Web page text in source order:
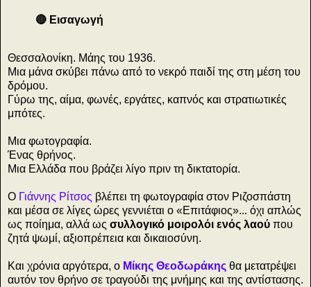
🔴 Εισαγωγή
Θεσσαλονίκη. Μάης του 1936.
Μια μάνα σκύβει πάνω από το νεκρό παιδί της στη μέση του
δρόμου.
Γύρω της, αίμα, φωνές, εργάτες, καπνός και στρατιωτικές
μπότες.
Μια φωτογραφία.
Ένας θρήνος.
Μια Ελλάδα που βράζει λίγο πριν τη δικτατορία.
Ο Γιάννης Ρίτσος βλέπει τη φωτογραφία στον Ριζοσπάστη
και μέσα σε λίγες ώρες γεννιέται ο «Επιτάφιος»... όχι απλώς
ως ποίημα, αλλά ως συλλογικό μοιρολόι ενός λαού που
ζητά ψωμί, αξιοπρέπεια και δικαιοσύνη.
Και χρόνια αργότερα, ο Μίκης Θεοδωράκης θα μετατρέψει
αυτόν τον θρήνο σε τραγούδι της μνήμης και της αντίστασης.